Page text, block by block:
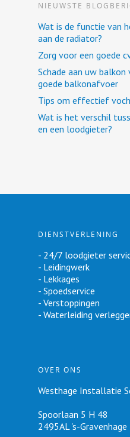
NIEUWSTE
Wat is de functie van
aan de radiator?
Zorg voor een goede
Schade aan uw
goede balkonafvoer
Tips om effectief
Wat is het verschil
en een loodgieter?
DIENSTVERLENING
- 24/7 loodgieter
- Leidingwerk
- Lekkages
- Spoedservice
- Verstoppingen
- Waterleiding
OVER ONS
Westhage Installatie
Spoorlaan 5 H 48
2495AL 's-Gravenhage